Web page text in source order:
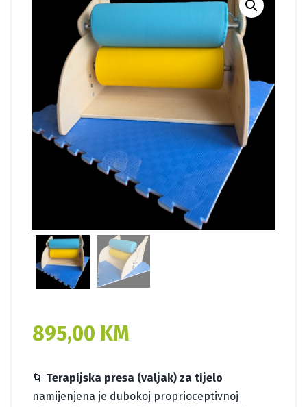
895,00 KM
🌀 Terapijska presa (valjak) za tijelo
namijenjena je dubokoj proprioceptivnoj